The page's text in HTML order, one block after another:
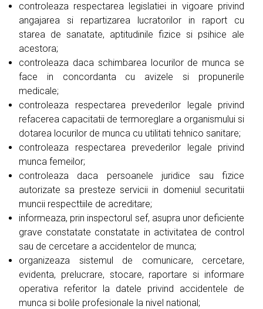
controleaza respectarea legislatiei in vigoare privind
angajarea si repartizarea lucratorilor in raport cu
starea de sanatate, aptitudinile fizice si psihice ale
acestora;
controleaza daca schimbarea locurilor de munca se
face in concordanta cu avizele si propunerile
medicale;
controleaza respectarea prevederilor legale privind
refacerea capacitatii de termoreglare a organismului si
dotarea locurilor de munca cu utilitati tehnico sanitare;
controleaza respectarea prevederilor legale privind
munca femeilor;
controleaza daca persoanele juridice sau fizice
autorizate sa presteze servicii in domeniul securitatii
muncii respecttiile de acreditare;
informeaza, prin inspectorul sef, asupra unor deficiente
grave constatate constatate in activitatea de control
sau de cercetare a accidentelor de munca;
organizeaza sistemul de comunicare, cercetare,
evidenta, prelucrare, stocare, raportare si informare
operativa referitor la datele privind accidentele de
munca si bolile profesionale la nivel national;